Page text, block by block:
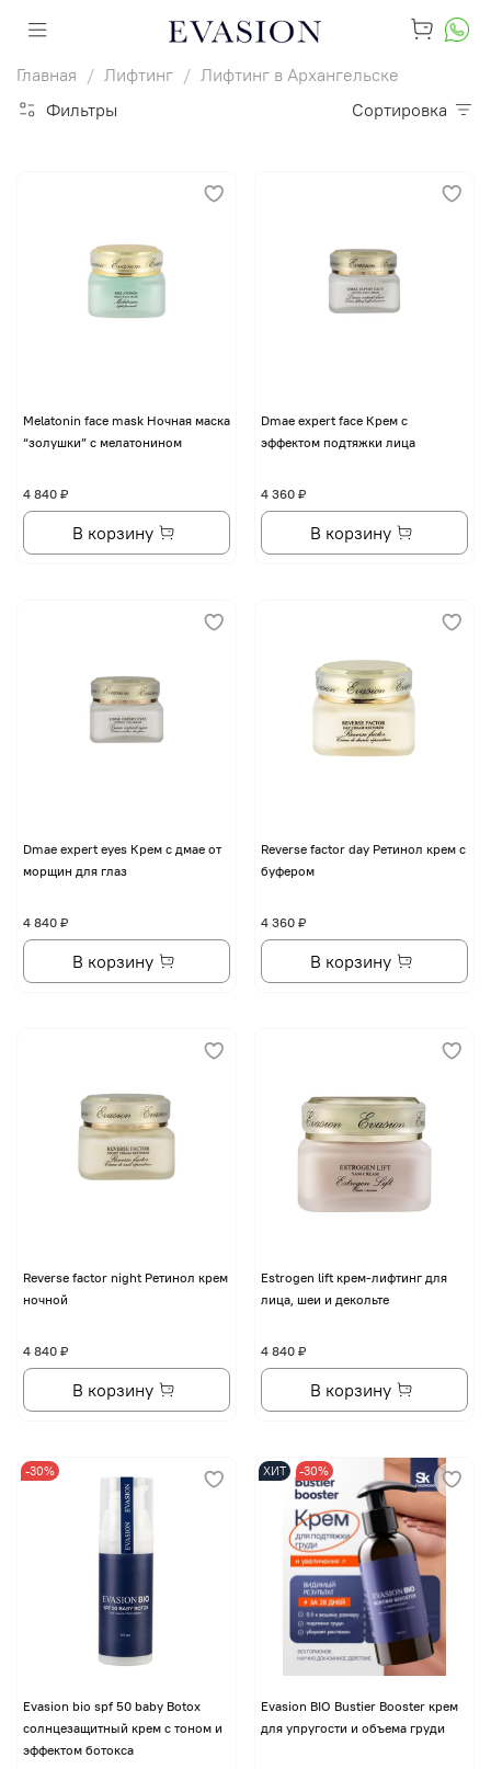
Главная Лифтинг
Лифтинг в Архангельске
Фильтры
Сортировка
Melatonin face mask Ночная маска
“золушки” с мелатонином
4 840 ₽
В корзину
Dmae expert face Крем с
эффектом подтяжки лица
4 360 ₽
В корзину
Dmae expert eyes Крем с дмае от
морщин для глаз
4 840 ₽
В корзину
Reverse factor day Ретинол крем с
буфером
4 360 ₽
В корзину
Reverse factor night Ретинол крем
ночной
4 840 ₽
В корзину
Еstrogen lift крем-лифтинг для
лица, шеи и декольте
4 840 ₽
В корзину
-30%
Evasion bio spf 50 baby Botox
солнцезащитный крем с тоном и
эффектом ботокса
ХИТ -30%
Evasion BIO Bustier Booster крем
для упругости и объема груди